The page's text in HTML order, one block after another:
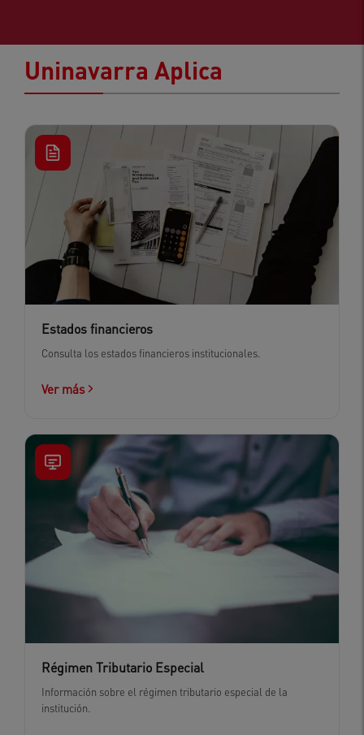
Uninavarra Aplica
Estados financieros
Consulta los estados financieros institucionales.
Ver más
Régimen Tributario Especial
Información sobre el régimen tributario especial de la
institución.